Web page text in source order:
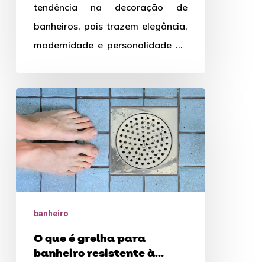
sofisticado?
tendência na decoração de
banheiros, pois trazem elegância,
modernidade e personalidade ao
O
que
é
grelha
para
banheiro
resistente
corrosão?
banheiro
O que é grelha para
banheiro resistente à